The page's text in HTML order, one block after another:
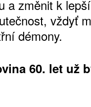
a změnit k
vždyť
démony.
60. let už